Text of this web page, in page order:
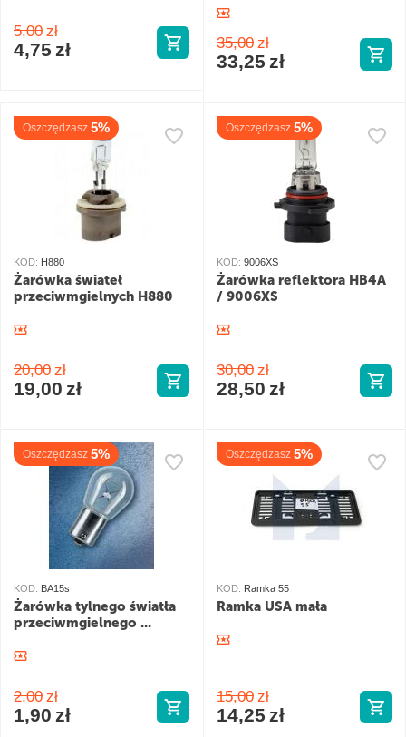
5,00 zł
4,75 zł 35,00 zł
33,25 zł
Oszczędzasz 5%
KOD: H880
Żarówka świateł
przeciwmgielnych H880
20,00 zł
19,00 zł
Oszczędzasz 5%
KOD: 9006XS
Żarówka reflektora HB4A
/ 9006XS
30,00 zł
28,50 zł
Oszczędzasz 5%
KOD: BA15s
Żarówka tylnego światła
przeciwmgielnego ...
2,00 zł
1,90 zł
Oszczędzasz 5%
KOD: Ramka 55
Ramka USA mała
15,00 zł
14,25 zł